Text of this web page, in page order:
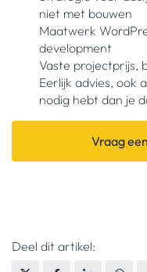
niet met bouwen
Maatwerk
development
Vaste projectprijs,
Eerlijk advies, ook
nodig hebt dan je
Vraag
Deel dit artikel: